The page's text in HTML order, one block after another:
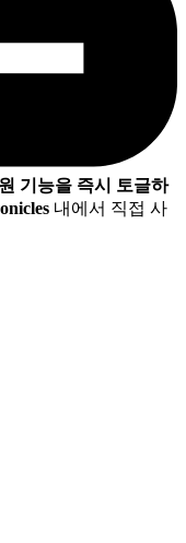
기능을 즉시 토글하
내에서 직접 사